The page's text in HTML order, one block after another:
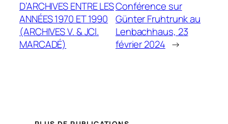
D’ARCHIVES ENTRE LES
ANNÉES 1970 ET 1990
(ARCHIVES V. & JCl.
MARCADÉ)
Conférence sur
Günter Fruhtrunk au
Lenbachhaus, 23
février 2024 →